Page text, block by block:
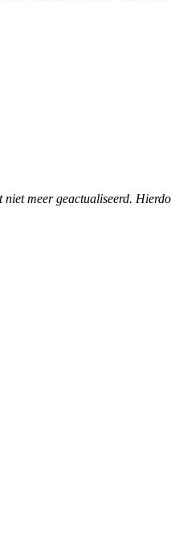
meer geactualiseerd.